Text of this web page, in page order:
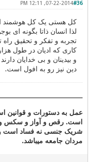
#36
07-22-2014, 12:11 PM
کل هستی یک کل هوشمند
لذا انسان ذاتا بگونه ای
تجربه و تفکر و تحقیق راه
کاری که ادیان در طول
و بیدینان و بی خدایان
دین نیز رو به افول است.
عمل به دستورات و قوانین
است. رقص و آواز و سکس و
شریک جنسی نه فساد است و
مردان جامعه میباشد.